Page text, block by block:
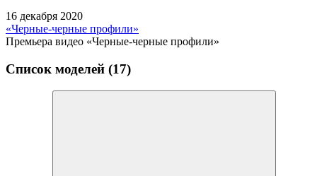
16 декабря 2020
«Черные-черные профили»
Премьера видео «Черные-черные профили»
Список моделей (17)